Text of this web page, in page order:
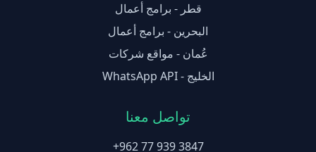
قطر - برامج أعمال
البحرين - برامج أعمال
عُمان - مواقع شركات
الخليج - WhatsApp API
تواصل معنا
+962 77 939 3847